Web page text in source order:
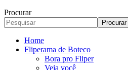
Procurar
Home
Fliperama de Boteco
Bora pro Fliper
Veja você